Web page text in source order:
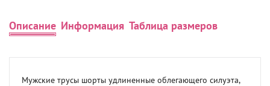
Описание Информация Таблица размеров
Мужские трусы шорты удлиненные облегающего силуэта,